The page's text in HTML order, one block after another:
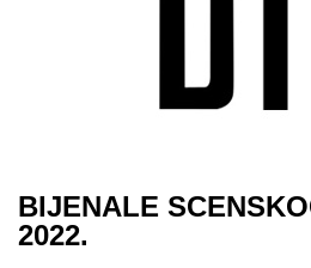
BIJENALE
2022.